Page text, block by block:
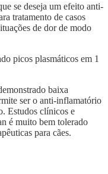
se deseja um efeito anti-
tratamento de casos
de dor de modo
picos plasmáticos em 1
baixa
ser o anti-inflamatório
Estudos clínicos e
é muito bem tolerado
para cães.